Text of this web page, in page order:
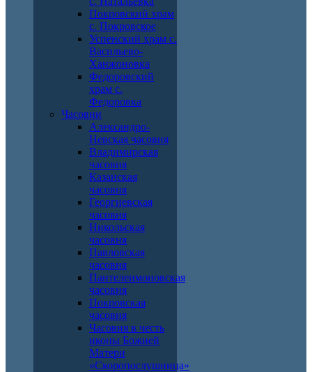
Покровский храм
с. Покровское
Успенский храм с.
Васильево-
Ханжоновка
Федоровский
храм с.
Федоровка
Часовни
Александро-
Невская часовня
Владимирская
часовня
Казанская
часовня
Георгиевская
часовня
Никольская
часовня
Павловская
часовня
Пантелеимоновская
часовня
Покровская
часовня
Часовня в честь
иконы Божией
Матери
«Скоропослушница»